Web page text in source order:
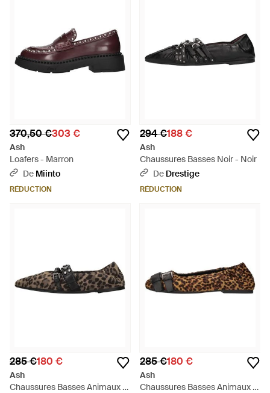
370,50 €303 €
Ash
Loafers - Marron
De Miinto
RÉDUCTION
294 €188 €
Ash
Chaussures Basses Noir - Noir
De Drestige
RÉDUCTION
285 €180 €
Ash
Chaussures Basses Animaux -
285 €180 €
Ash
Chaussures Basses Animaux -